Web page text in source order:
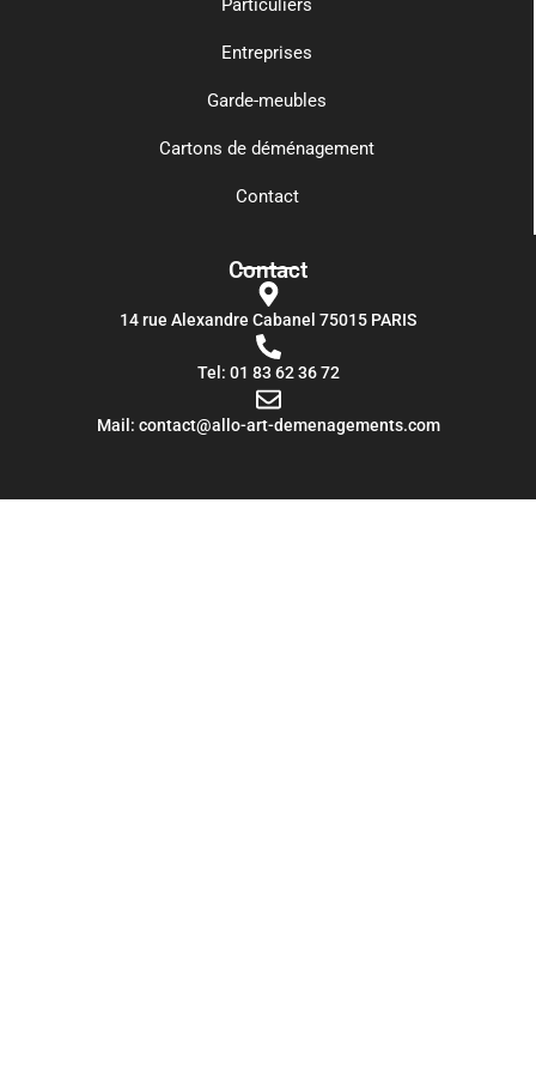
Particuliers
Entreprises
Garde-meubles
Cartons de déménagement
Contact
Contact
14 rue Alexandre Cabanel 75015 PARIS​
Tel: 01 83 62 36 72
Mail: contact@allo-art-demenagements.com